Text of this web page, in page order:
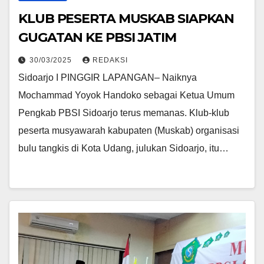
KLUB PESERTA MUSKAB SIAPKAN
GUGATAN KE PBSI JATIM
30/03/2025 REDAKSI
Sidoarjo I PINGGIR LAPANGAN– Naiknya
Mochammad Yoyok Handoko sebagai Ketua Umum
Pengkab PBSI Sidoarjo terus memanas. Klub-klub
peserta musyawarah kabupaten (Muskab) organisasi
bulu tangkis di Kota Udang, julukan Sidoarjo, itu…